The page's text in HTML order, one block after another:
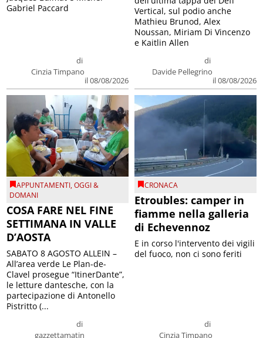
di
Cinzia Timpano
il 08/08/2026
Gabriel Paccard
di
Davide Pellegrino
il 08/08/2026
Vertical, sul podio anche
Mathieu Brunod, Alex
Noussan, Miriam Di Vincenzo
e Kaitlin Allen
APPUNTAMENTI,OGGI &
DOMANI
COSA FARE NEL FINE
SETTIMANA IN VALLE
D’AOSTA
di
gazzettamatin
SABATO 8 AGOSTO ALLEIN –
All’area verde Le Plan-de-
Clavel prosegue “ItinerDante”,
le letture dantesche, con la
partecipazione di Antonello
Pistritto (...
CRONACA
Etroubles: camper in
fiamme nella galleria
di Echevennoz
di
Cinzia Timpano
E in corso l'intervento dei vigili
del fuoco, non ci sono feriti